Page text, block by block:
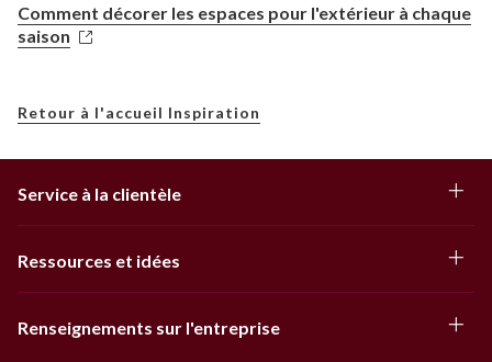
Comment décorer les espaces pour l'extérieur à chaque
saison
Retour à l'accueil Inspiration
Service à la clientèle
Ressources et idées
Renseignements sur l'entreprise